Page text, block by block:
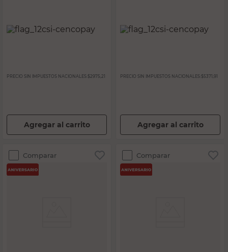
PRECIO SIN IMPUESTOS NACIONALES: $2975,21
Agregar al carrito
PRECIO SIN IMPUESTOS NACIONALES: $5371,91
Agregar al carrito
Comparar Comparar